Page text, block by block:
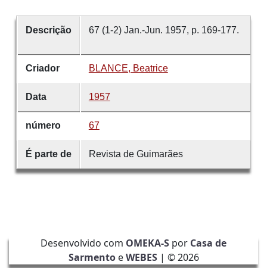
Descrição 67 (1-2) Jan.-Jun. 1957, p. 169-177.
Criador BLANCE, Beatrice
Data 1957
número 67
É parte de Revista de Guimarães
Desenvolvido com OMEKA-S por Casa de
SarmentoeWEBES| ©2026